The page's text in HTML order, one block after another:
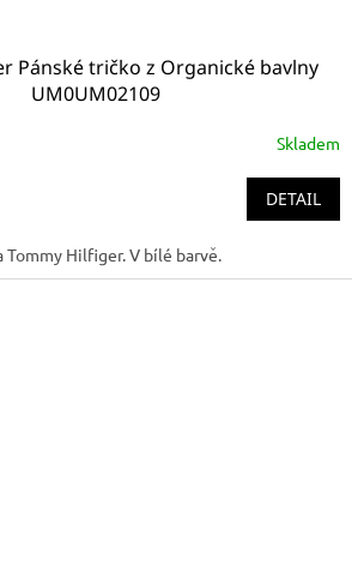
Pánské tričko z Organické bavlny
UM0UM02109
Skladem
DETAIL
Hilfiger. V bílé barvě.